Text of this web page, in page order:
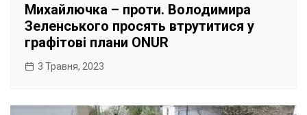
Михайлючка – проти. Володимира
Зеленського просять втрутитися у
графітові плани ONUR
3 Травня, 2023